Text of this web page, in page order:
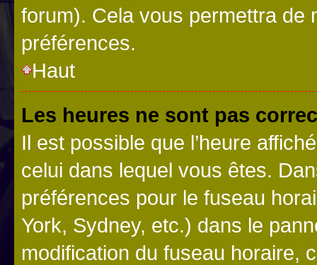
forum). Cela vous permettra de
préférences.
Haut
Les heures ne sont pas
Il est possible que l’heure
celui dans lequel vous êtes.
préférences pour le fuseau
York, Sydney, etc.) dans le
modification du fuseau horaire,